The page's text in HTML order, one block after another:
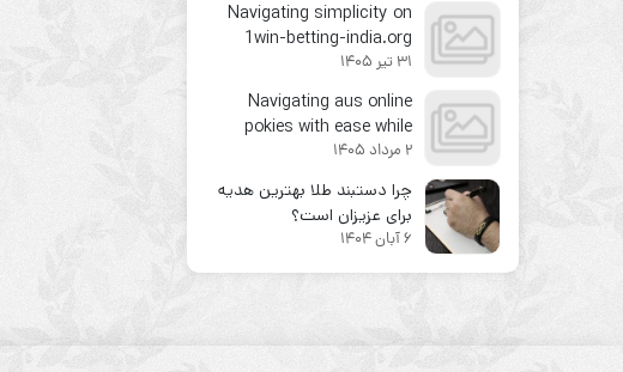
Navigating simplicity on
1win-betting-india.org
turns betting into second
nature
31 تیر 1405
Navigating aus online
pokies with ease while
spotting the small but
2 مرداد 1405
چرا دستبند طلا بهترین هدیه
برای عزیزان است؟
6 آبان 1404